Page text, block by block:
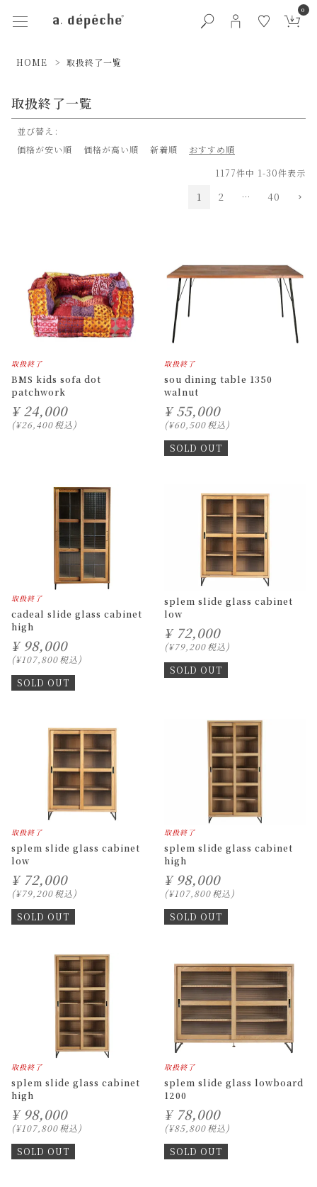
0
HOME 取扱終了一覧
取扱終了一覧
並び替え
価格が安い順
価格が高い順 新着順
おすすめ順
1177件中 1-30件表示
1 2 … 40
取扱終了
BMS kids sofa dot
patchwork
¥ 24,000
¥26,400税込
取扱終了
sou dining table 1350
walnut
¥ 55,000
¥60,500税込
SOLD OUT
取扱終了
cadeal slide glass cabinet
high
¥ 98,000
¥107,800税込
SOLD OUT
splem slide glass cabinet
low
¥ 72,000
¥79,200税込
SOLD OUT
取扱終了
splem slide glass cabinet
low
¥ 72,000
¥79,200税込
SOLD OUT
取扱終了
splem slide glass cabinet
high
¥ 98,000
¥107,800税込
SOLD OUT
取扱終了
splem slide glass cabinet
high
¥ 98,000
¥107,800税込
SOLD OUT
取扱終了
splem slide glass lowboard
1200
¥ 78,000
¥85,800税込
SOLD OUT